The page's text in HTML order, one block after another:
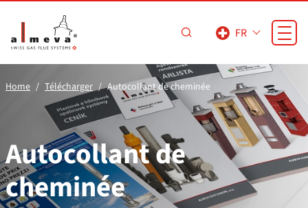
FR
Home Télécharger Autocollant de cheminée
Autocollant de
cheminée